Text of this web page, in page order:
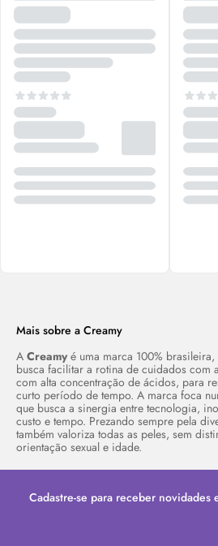
Mais sobre aCreamy
ACreamy é uma marca 100%
busca facilitar a rotina de cuidados com
com alta concentração de ácidos, para
curto período de tempo. A marca foca
que busca a sinergia entre tecnologia,
custo e tempo. Prezando sempre pela
também valoriza todas as peles, sem
orientação sexual e idade.
Cadastre-se para receber novidades